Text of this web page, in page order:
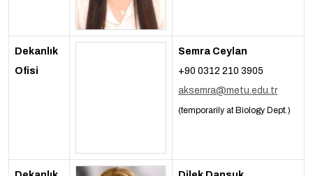
Dekanlık
Ofisi
Semra Ceylan
+90 0312 210 3905
aksemra@metu.edu.tr
(temporarily at Biology Dept.)